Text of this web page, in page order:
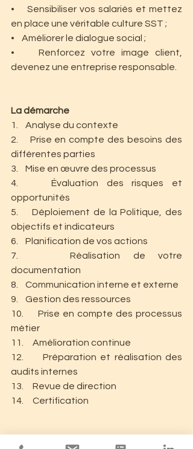
•    Sensibiliser vos salariés et mettez
en place une véritable culture SST ;
•    Améliorer le dialogue social ;
•    Renforcez votre image client,
devenez une entreprise responsable.
La démarche
1.    Analyse du contexte
2.    Prise en compte des besoins des
différentes parties
3.    Mise en œuvre des processus
4.    Évaluation des risques et
opportunités
5.    Déploiement de la Politique, des
objectifs et indicateurs
6.    Planification de vos actions
7.    Réalisation de votre
documentation
8.    Communication interne et externe
9.    Gestion des ressources
10.     Prise en compte des processus
métier
11.     Amélioration continue
12.     Préparation et réalisation des
audits internes
13.     Revue de direction
14.     Certification
Vous aussi vous souhaitez améliorer